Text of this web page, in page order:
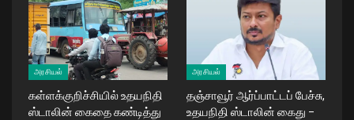
அரசியல்
கள்ளக்குறிச்சியில் உதயநிதி
ஸ்டாலின் கைதை கண்டித்து
அரசியல்
தஞ்சாவூர் ஆர்ப்பாட்டப் பேச்சு,
உதயநிதி ஸ்டாலின் கைது –